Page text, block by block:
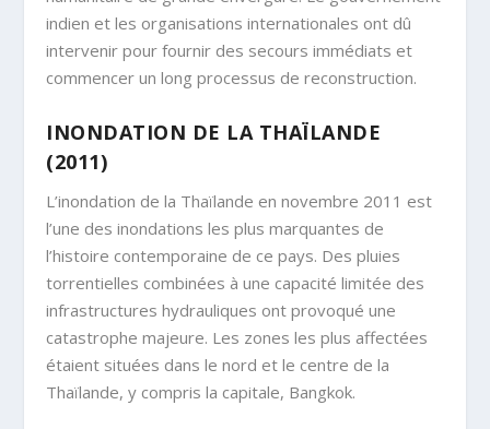
indien et les organisations internationales ont dû
intervenir pour fournir des secours immédiats et
commencer un long processus de reconstruction.
INONDATION DE LA THAÏLANDE
(2011)
L’inondation de la Thaïlande en novembre 2011 est
l’une des inondations les plus marquantes de
l’histoire contemporaine de ce pays. Des pluies
torrentielles combinées à une capacité limitée des
infrastructures hydrauliques ont provoqué une
catastrophe majeure. Les zones les plus affectées
étaient situées dans le nord et le centre de la
Thaïlande, y compris la capitale, Bangkok.